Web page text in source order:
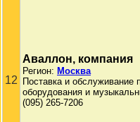
12
Аваллон, компания
Регион: Москва
Поставка и обслуживание
оборудования и
(095) 265-7206